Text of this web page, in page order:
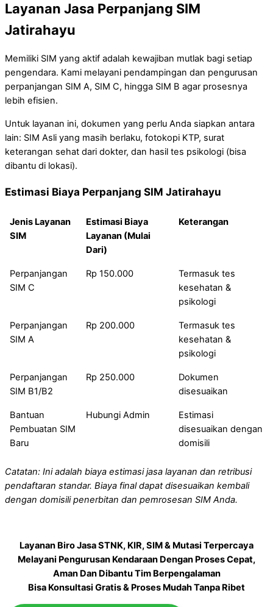
Layanan Jasa Perpanjang SIM
Jatirahayu
Memiliki SIM yang aktif adalah kewajiban mutlak bagi setiap
pengendara. Kami melayani pendampingan dan pengurusan
perpanjangan SIM A, SIM C, hingga SIM B agar prosesnya
lebih efisien.
Untuk layanan ini, dokumen yang perlu Anda siapkan antara
lain: SIM Asli yang masih berlaku, fotokopi KTP, surat
keterangan sehat dari dokter, dan hasil tes psikologi (bisa
dibantu di lokasi).
Estimasi Biaya Perpanjang SIM Jatirahayu
Jenis Layanan
SIM
Estimasi Biaya
Layanan (Mulai
Dari)
Keterangan
Perpanjangan
SIM C
Rp 150.000
Termasuk tes
kesehatan &
psikologi
Perpanjangan
SIM A
Rp 200.000
Termasuk tes
kesehatan &
psikologi
Perpanjangan
SIM B1/B2
Rp 250.000
Dokumen
disesuaikan
Bantuan
Pembuatan SIM
Baru
Hubungi Admin
Estimasi
disesuaikan dengan
domisili
Catatan: Ini adalah biaya estimasi jasa layanan dan retribusi
pendaftaran standar. Biaya final dapat disesuaikan kembali
dengan domisili penerbitan dan pemrosesan SIM Anda.
Layanan Biro Jasa STNK, KIR, SIM & Mutasi Terpercaya
Melayani Pengurusan Kendaraan Dengan Proses Cepat,
Aman Dan Dibantu Tim Berpengalaman
Bisa Konsultasi Gratis & Proses Mudah Tanpa Ribet